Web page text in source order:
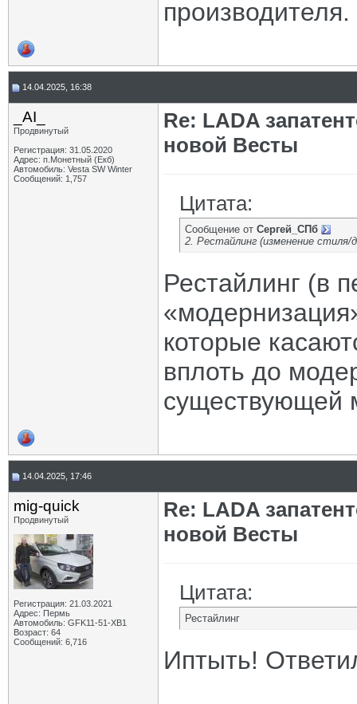
производителя.
14.04.2025, 16:38
_AI_
Продвинутый
Регистрация: 31.05.2020
Адрес: п.Монетный (Екб)
Автомобиль: Vesta SW Winter
Сообщений: 1,757
Re: LADA
новой Весты
Цитата:
Сообщение от Сергей_СПб
2. Рестайлинг (изменение стиля/
Рестайлинг (в
которые
вплоть до
существующей
14.04.2025, 17:46
mig-quick
Продвинутый
Регистрация: 21.03.2021
Адрес: Пермь
Автомобиль: GFK11-51-ХВ1
Возраст: 64
Сообщений: 6,716
Re: LADA
новой Весты
Цитата:
Рестайлинг
Иптыть!